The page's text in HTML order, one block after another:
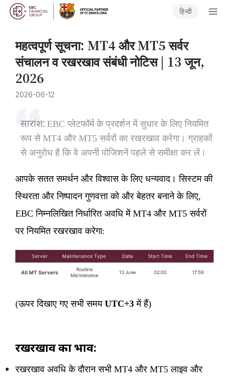
हिन्दी
महत्वपूर्ण सूचना: MT4 और MT5 सर्वर
संचालन व रखरखाव संबंधी नोटिस | 13 जून,
2026
2026-06-12
सारांश: EBC प्लेटफॉर्म के प्रदर्शन में सुधार के लिए नियमित
रूप से MT4 और MT5 सर्वरों का रखरखाव करेगा। ग्राहकों
से अनुरोध है कि वे अपनी पोजिशनें पहले से समीक्षा कर लें।
आपके सतत समर्थन और विश्वास के लिए धन्यवाद। सिस्टम की
स्थिरता और निष्पादन गुणवत्ता को और बेहतर बनाने के लिए,
EBC निम्नलिखित निर्धारित अवधि में MT4 और MT5 सर्वरों
पर नियमित रखरखाव करेगा:
(ऊपर दिखाए गए सभी समयUTC+3 में हैं)
रखरखाव का प्रभाव:
रखरखाव अवधि के दौरान सभी MT4 और MT5 लाइव और